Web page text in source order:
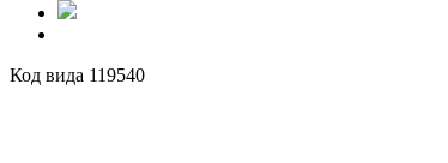
Код вида 119540